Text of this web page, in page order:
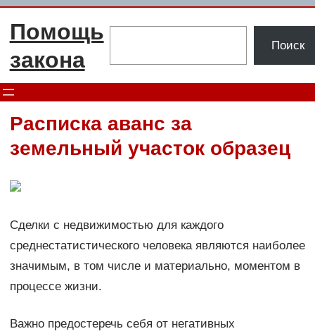
Перейти
Помощь
закона
Поиск
Расписка аванс за
земельный участок образец
Сделки с недвижимостью для каждого
среднестатистического человека являются наиболее
значимым, в том числе и материально, моментом в
процессе жизни.
Важно предостеречь себя от негативных